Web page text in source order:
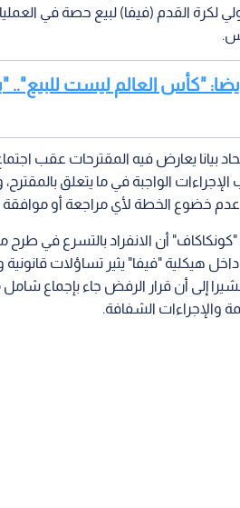
لكرة القدم (فيفا) لبيع حصة في
أيضا: "كأس العالم ليست
بيانا يعارض فيه المقترحات عقب
الواجبة في ما يتعلق
عدم خضوع الخطة لأي مراجعة أو موافقة
"كونكاكاف" أن الانفراد بالتسرع في طرح
هيكلية "فيفا" يثير تساؤلات قانونية
مشيرا إلى أن قرار الرفض جاء بإجماع
والإجراءات الشفافة.